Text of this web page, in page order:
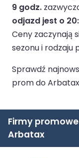
9 godz.
odjazd jest o
Ceny zaczynają
sezonu i rodzaju
Sprawdź
prom do Arbatax
Firmy
Arbatax